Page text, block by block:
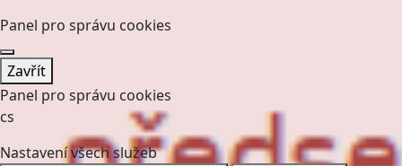
Panel pro správu cookies
Zavřít
Panel pro správu cookies
cs
Nastavení všech služeb